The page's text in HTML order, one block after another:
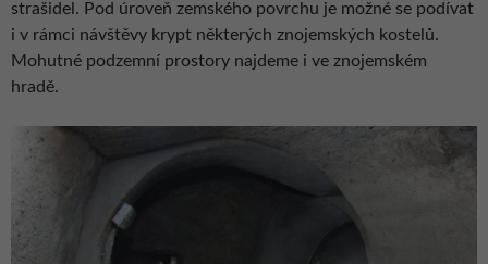
strašidel. Pod úroveň zemského povrchu je možné se podívat
i v rámci návštěvy krypt některých znojemských kostelů.
Mohutné podzemní prostory najdeme i ve znojemském
hradě.